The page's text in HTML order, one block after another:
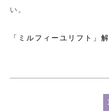
い。
「ミルフィーユリフト」